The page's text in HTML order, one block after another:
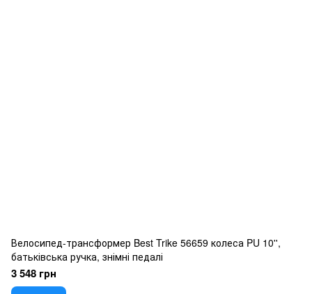
Велосипед-трансформер Best Trike 56659 колеса PU 10'',
батьківська ручка, знімні педалі
3 548 грн